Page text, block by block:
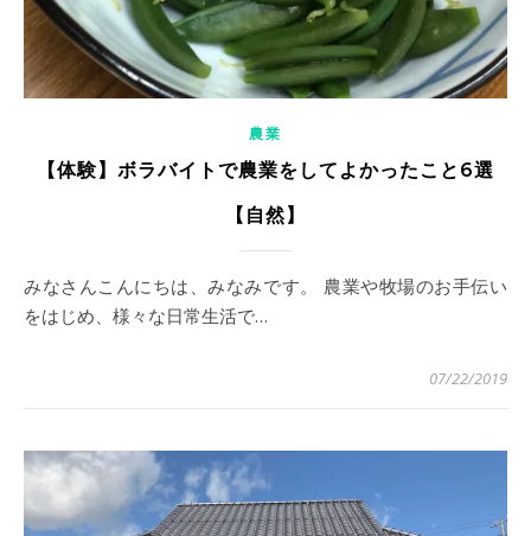
農業
【体験】ボラバイトで農業をしてよかったこと6選
【自然】
みなさんこんにちは、みなみです。 農業や牧場のお手伝い
をはじめ、様々な日常生活で…
07/22/2019